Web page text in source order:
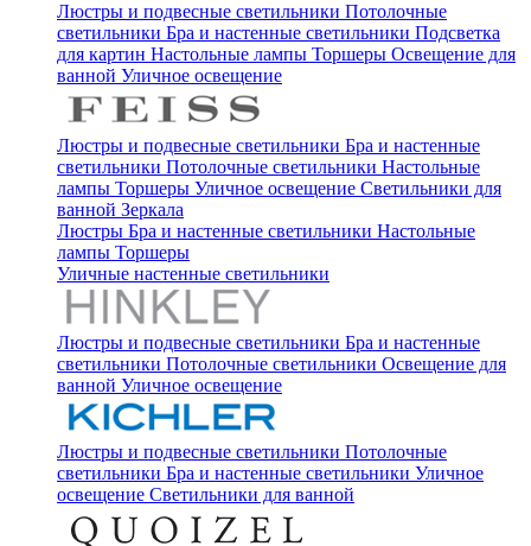
Люстры и подвесные светильники Потолочные
светильники Бра и настенные светильники Подсветка
для картин Настольные лампы Торшеры Освещение для
ванной Уличное освещение
Люстры и подвесные светильники Бра и настенные
светильники Потолочные светильники Настольные
лампы Торшеры Уличное освещение Светильники для
ванной Зеркала
Люстры Бра и настенные светильники Настольные
лампы Торшеры
Уличные настенные светильники
Люстры и подвесные светильники Бра и настенные
светильники Потолочные светильники Освещение для
ванной Уличное освещение
Люстры и подвесные светильники Потолочные
светильники Бра и настенные светильники Уличное
освещение Светильники для ванной